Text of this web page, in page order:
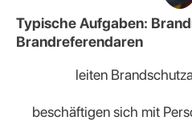
Typische Aufgaben:
Brandreferendaren
leiten
beschäftigen sich mit